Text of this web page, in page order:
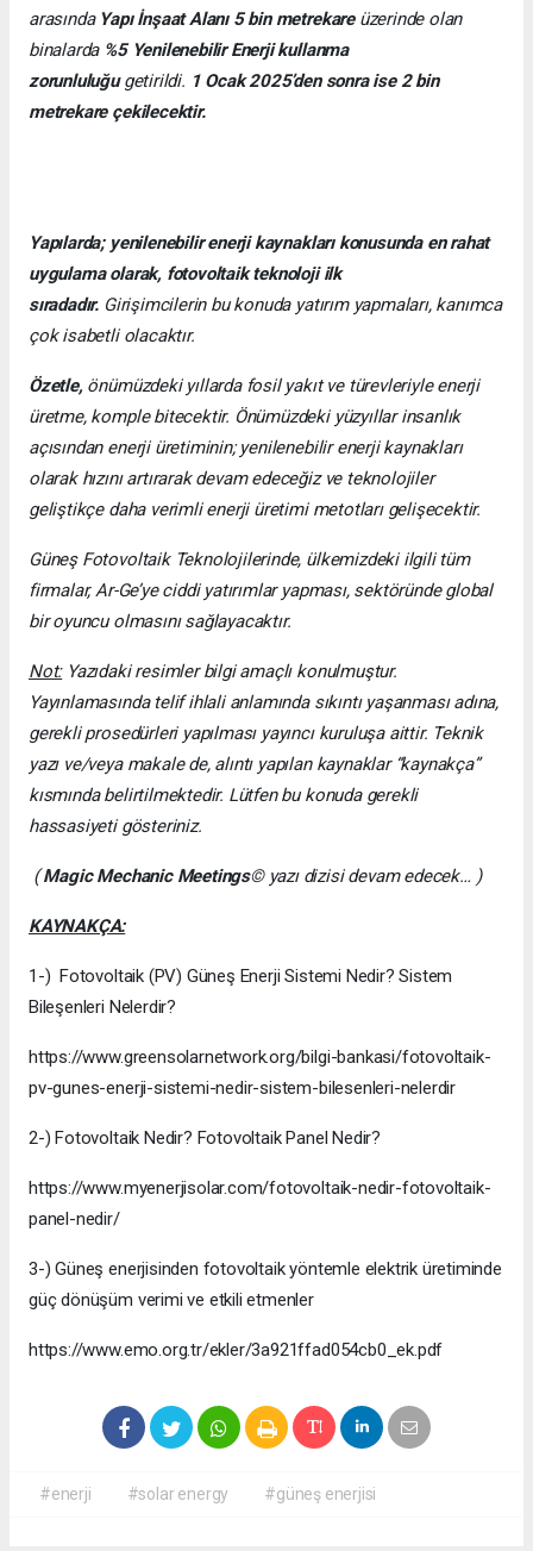
arasında Yapı İnşaat Alanı 5 bin metrekare üzerinde olan
binalarda%5 Yenilenebilir Enerji kullanma
zorunluluğugetirildi. 1 Ocak 2025’den sonra ise 2 bin
metrekare çekilecektir.
Yapılarda; yenilenebilir enerji kaynakları konusunda en rahat
uygulama olarak, fotovoltaik teknoloji ilk
sıradadır. Girişimcilerin bu konuda yatırım yapmaları, kanımca
çok isabetli olacaktır.
Özetle,önümüzdeki yıllarda fosil yakıt ve türevleriyle enerji
üretme, komple bitecektir. Önümüzdeki yüzyıllar insanlık
açısından enerji üretiminin; yenilenebilir enerji kaynakları
olarak hızını artırarak devam edeceğiz ve teknolojiler
geliştikçe daha verimli enerji üretimi metotları gelişecektir.
Güneş Fotovoltaik Teknolojilerinde, ülkemizdeki ilgili tüm
firmalar, Ar-Ge’ye ciddi yatırımlar yapması, sektöründe global
bir oyuncu olmasını sağlayacaktır.
Not:Yazıdaki resimler bilgi amaçlı konulmuştur.
Yayınlamasında telif ihlali anlamında sıkıntı yaşanması adına,
gerekli prosedürleri yapılması yayıncı kuruluşa aittir. Teknik
yazı ve/veya makale de, alıntı yapılan kaynaklar “kaynakça”
kısmında belirtilmektedir. Lütfen bu konuda gerekli
hassasiyeti gösteriniz.
(Magic Mechanic Meetings© yazı dizisi devam edecek… )
KAYNAKÇA:
1-) Fotovoltaik (PV) Güneş Enerji Sistemi Nedir? Sistem
Bileşenleri Nelerdir?
https://www.greensolarnetwork.org/bilgi-bankasi/fotovoltaik-
pv-gunes-enerji-sistemi-nedir-sistem-bilesenleri-nelerdir
2-) Fotovoltaik Nedir? Fotovoltaik Panel Nedir?
https://www.myenerjisolar.com/fotovoltaik-nedir-fotovoltaik-
panel-nedir/
3-) Güneş enerjisinden fotovoltaik yöntemle elektrik üretiminde
güç dönüşüm verimi ve etkili etmenler
https://www.emo.org.tr/ekler/3a921ffad054cb0_ek.pdf
#enerji #solar energy #güneş enerjisi